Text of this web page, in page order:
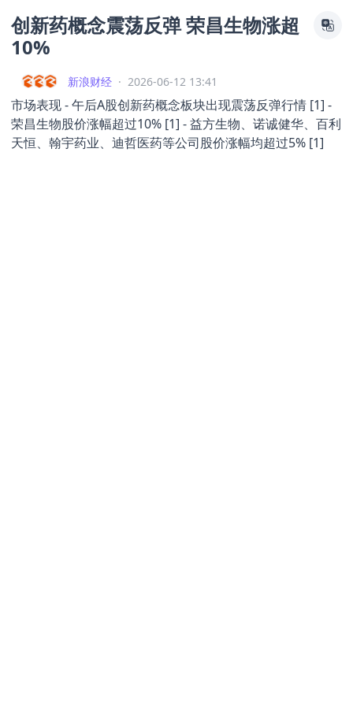
创新药概念震荡反弹 荣昌生物涨超
10%
新浪财经 · 2026-06-12 13:41
市场表现 - 午后A股创新药概念板块出现震荡反弹行情 [1] -
荣昌生物股价涨幅超过10% [1] - 益方生物、诺诚健华、百利
天恒、翰宇药业、迪哲医药等公司股价涨幅均超过5% [1]